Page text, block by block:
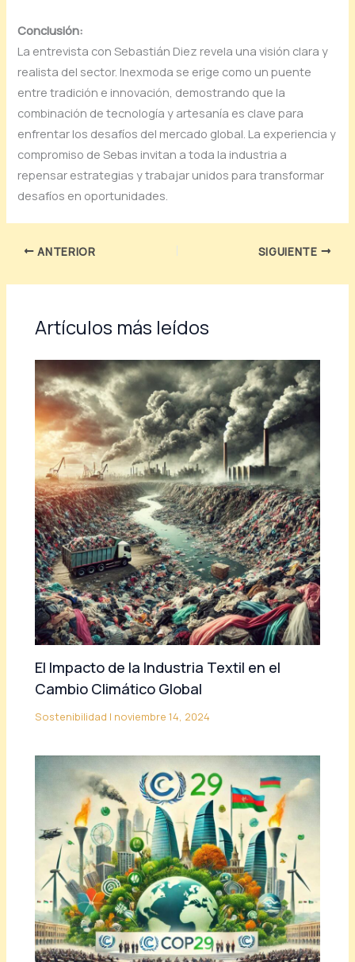
Conclusión:
La entrevista con Sebastián Diez revela una visión clara y
realista del sector. Inexmoda se erige como un puente
entre tradición e innovación, demostrando que la
combinación de tecnología y artesanía es clave para
enfrentar los desafíos del mercado global. La experiencia y
compromiso de Sebas invitan a toda la industria a
repensar estrategias y trabajar unidos para transformar
desafíos en oportunidades.
ANTERIOR SIGUIENTE
Artículos más leídos
El Impacto de la Industria Textil en el
Cambio Climático Global
Sostenibilidad | noviembre 14, 2024